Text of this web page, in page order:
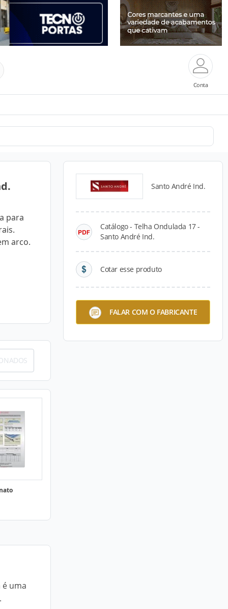
Conta
para
arco.
Santo André Ind.
Catálogo - Telha Ondulada 17 -
Santo André Ind.
Cotar esse produto
FALAR COM O FABRICANTE
uma